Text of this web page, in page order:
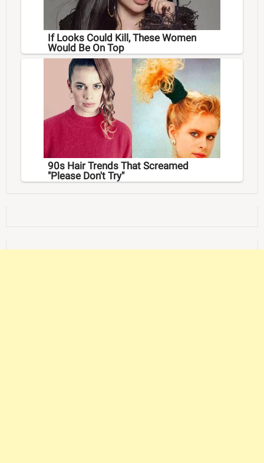
If Looks Could Kill, These Women
Would Be On Top
90s Hair Trends That Screamed
"Please Don't Try"